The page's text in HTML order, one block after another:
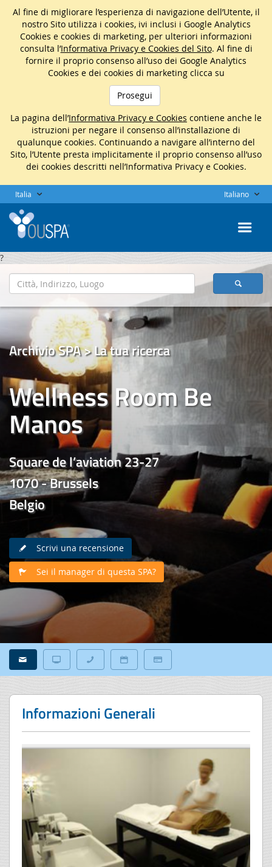
Al fine di migliorare l’esperienza di navigazione dell’Utente, il
nostro Sito utilizza i cookies, ivi inclusi i Google Analytics
Cookies e cookies di marketing, per ulteriori informazioni
consulta l’Informativa Privacy e Cookies del Sito. Al fine di
fornire il proprio consenso all’uso dei Google Analytics
Cookies e dei cookies di marketing clicca su
Prosegui
La pagina dell’Informativa Privacy e Cookies contiene anche le
istruzioni per negare il consenso all’installazione di
qualunque cookies. Continuando a navigare all’interno del
Sito, l’Utente presta implicitamente il proprio consenso all’uso
dei cookies descritti nell’Informativa Privacy e Cookies.
Italia Italiano
?
Archivio SPA > La tua ricerca
Wellness Room Be
Manos
Square de l’aviation 23-27
1070 - Brussels
Belgio
Scrivi una recensione
Sei il manager di questa SPA?
Informazioni Generali